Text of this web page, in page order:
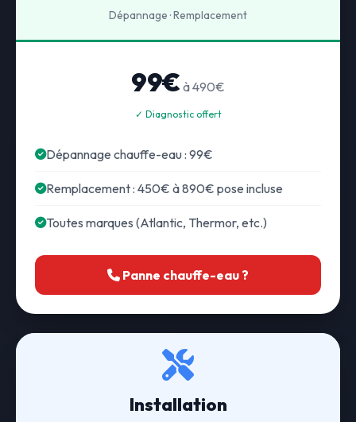
Dépannage · Remplacement
99€ à 490€
✓ Diagnostic offert
Dépannage chauffe-eau : 99€
Remplacement : 450€ à 890€ pose incluse
Toutes marques (Atlantic, Thermor, etc.)
Panne chauffe-eau ?
Installation